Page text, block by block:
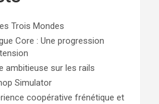
Trois Mondes
Core : Une progression
ambitieuse sur les rails
Simulator
coopérative frénétique et